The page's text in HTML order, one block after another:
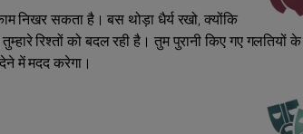
निखर सकता है। बस थोड़ा धैर्य रखो, क्योंकि
रिश्तों को बदल रही है। तुम पुरानी किए गए गलतियों
में मदद करेगा।